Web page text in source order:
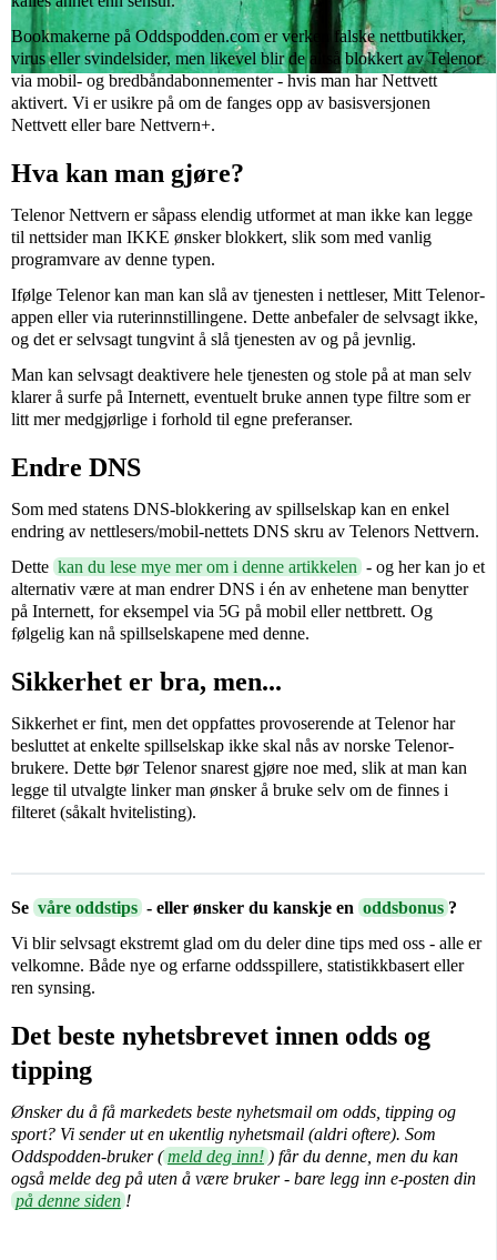
Bookmakerne på Oddspodden.com er verken falske nettbutikker,
virus eller svindelsider, men likevel blir de altså blokkert av Telenor
via mobil- og bredbåndabonnementer - hvis man har Nettvett
aktivert. Vi er usikre på om de fanges opp av basisversjonen
Nettvett eller bare Nettvern+.
Hva kan man gjøre?
Telenor Nettvern er såpass elendig utformet at man ikke kan legge
til nettsider man IKKE ønsker blokkert, slik som med vanlig
programvare av denne typen.
Ifølge Telenor kan man kan slå av tjenesten i nettleser, Mitt Telenor-
appen eller via ruterinnstillingene. Dette anbefaler de selvsagt ikke,
og det er selvsagt tungvint å slå tjenesten av og på jevnlig.
Man kan selvsagt deaktivere hele tjenesten og stole på at man selv
klarer å surfe på Internett, eventuelt bruke annen type filtre som er
litt mer medgjørlige i forhold til egne preferanser.
Endre DNS
Som med statens DNS-blokkering av spillselskap kan en enkel
endring av nettlesers/mobil-nettets DNS skru av Telenors Nettvern.
Dette kan du lese mye mer om i denne artikkelen - og her kan jo et
alternativ være at man endrer DNS i én av enhetene man benytter
på Internett, for eksempel via 5G på mobil eller nettbrett. Og
følgelig kan nå spillselskapene med denne.
Sikkerhet er bra, men...
Sikkerhet er fint, men det oppfattes provoserende at Telenor har
besluttet at enkelte spillselskap ikke skal nås av norske Telenor-
brukere. Dette bør Telenor snarest gjøre noe med, slik at man kan
legge til utvalgte linker man ønsker å bruke selv om de finnes i
filteret (såkalt hvitelisting).
Se våre oddstips - eller ønsker du kanskje en oddsbonus ?
Vi blir selvsagt ekstremt glad om du deler dine tips med oss - alle er
velkomne. Både nye og erfarne oddsspillere, statistikkbasert eller
ren synsing.
Det beste nyhetsbrevet innen odds og
tipping
Ønsker du å få markedets beste nyhetsmail om odds, tipping og
sport? Vi sender ut en ukentlig nyhetsmail (aldri oftere). Som
Oddspodden-bruker ( meld deg inn! ) får du denne, men du kan
også melde deg på uten å være bruker - bare legg inn e-posten din
på denne siden !